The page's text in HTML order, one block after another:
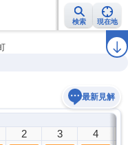
検索 現在地
報・注意報 ラ
最新見解
2 3 4